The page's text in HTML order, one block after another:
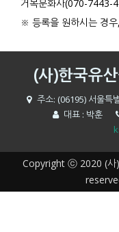
거목문화사(070-7443-
※ 등록을 원하시는 경
(사)한국유
주소: (06195) 서울특
대표 : 박훈
Copyright ⓒ 2020 (사)